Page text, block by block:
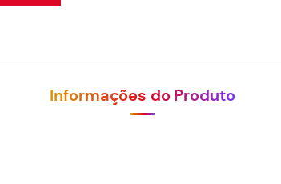
Informações do Produto